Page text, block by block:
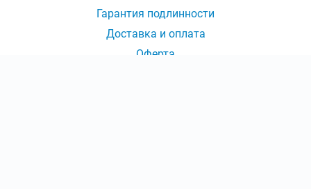
Гарантия подлинности
Доставка и оплата
Оферта